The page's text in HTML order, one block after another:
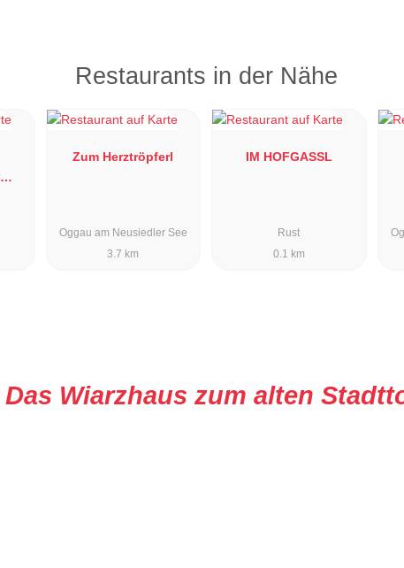
Restaurants in der Nähe
Zum Herztröpferl
Oggau am Neusiedler See
3.7 km
IM HOFGASSL
Rust
0.1 km
Das Wiarzhaus zum alten